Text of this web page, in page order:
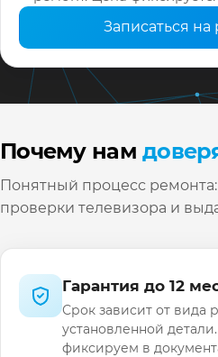
Записаться на
Почему нам
Понятный процесс
проверки телевизора и
Гарантия до 12
Срок зависит от вида
установленной
фиксируем в